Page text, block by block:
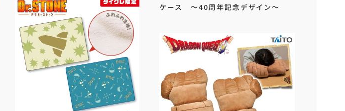
ケース ～40周年記念デザイン～